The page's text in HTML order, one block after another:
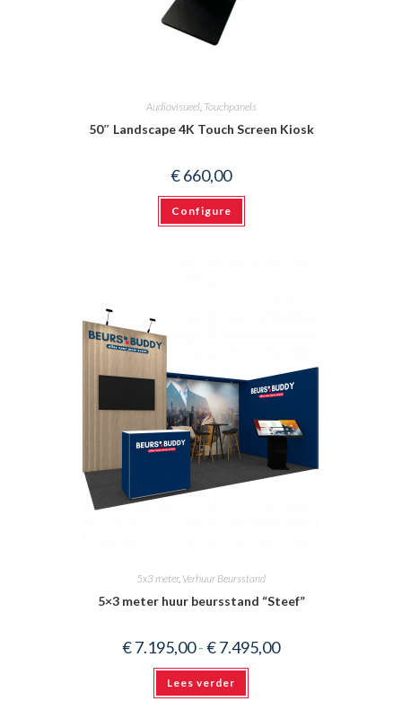
Audiovisueel, Touchpanels
50″ Landscape 4K Touch Screen Kiosk
€660,00
Configure
5x3 meter, Verhuur Beursstand
5×3 meter huur beursstand “Steef”
€7.195,00-€7.495,00Prijsklasse:
€ 7.195,00
Lees verder